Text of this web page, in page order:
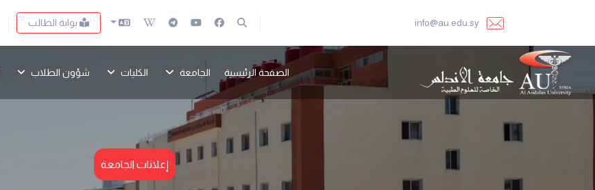
بوابة الطالب
الصفحة الرئيسية الجامعة الكليات شؤون الطلاب
إعلانات الجامعة